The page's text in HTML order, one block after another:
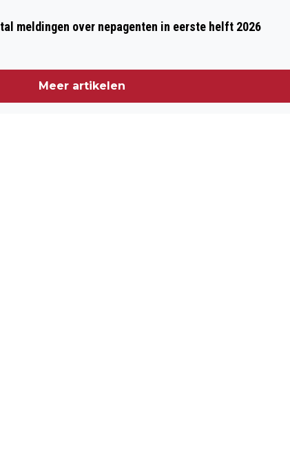
meldingen over nepagenten in eerste helft 2026
Meer artikelen